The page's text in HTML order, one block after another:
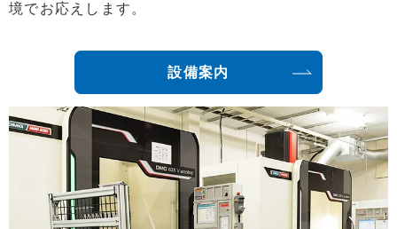
境でお応えします。
設備案内